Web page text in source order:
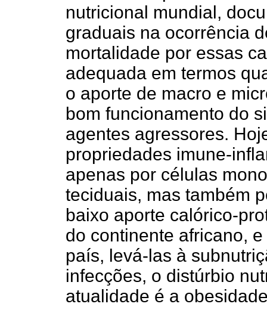
nutricional mundial,
graduais na ocorrência
mortalidade por essas
adequada em termos
o aporte de macro e
bom funcionamento do
agentes agressores.
propriedades imune-
apenas por células
teciduais, mas também
baixo aporte calórico-
do continente africano,
país, levá-las à
infecções, o distúrbio
atualidade é a